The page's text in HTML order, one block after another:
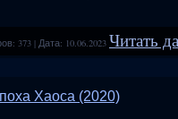
373 | Дата: 10.06.2023 Читать
Хаоса (2020)